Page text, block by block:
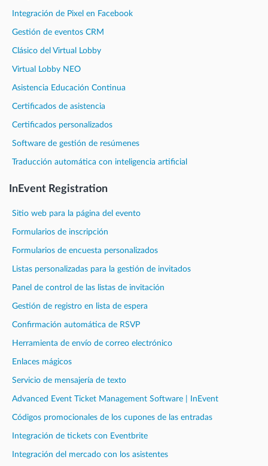
Integración de Pixel en Facebook
Gestión de eventos CRM
Clásico del Virtual Lobby
Virtual Lobby NEO
Asistencia Educación Continua
Certificados de asistencia
Certificados personalizados
Software de gestión de resúmenes
Traducción automática con inteligencia artificial
InEvent Registration
Sitio web para la página del evento
Formularios de inscripción
Formularios de encuesta personalizados
Listas personalizadas para la gestión de invitados
Panel de control de las listas de invitación
Gestión de registro en lista de espera
Confirmación automática de RSVP
Herramienta de envío de correo electrónico
Enlaces mágicos
Servicio de mensajería de texto
Advanced Event Ticket Management Software | InEvent
Códigos promocionales de los cupones de las entradas
Integración de tickets con Eventbrite
Integración del mercado con los asistentes